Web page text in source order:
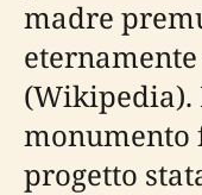
madre
(Wikipedia).
monumento
progetto